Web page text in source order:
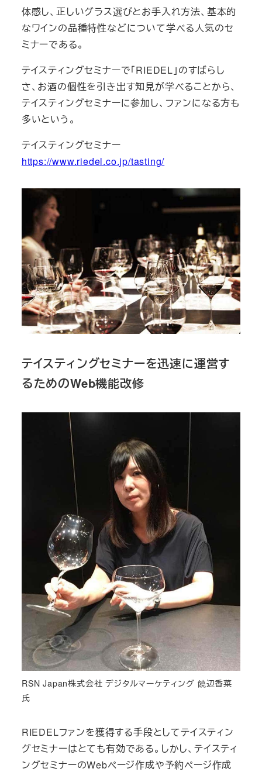
体感し、正しいグラス選びとお手入れ方法、基本的
なワインの品種特性などについて学べる人気のセ
ミナーである。
テイスティングセミナーで「RIEDEL」のすばらし
さ、お酒の個性を引き出す知見が学べることから、
テイスティングセミナーに参加し、ファンになる方も
多いという。
テイスティングセミナー
https://www.riedel.co.jp/tasting/
テイスティングセミナーを迅速に運営す
るためのWeb機能改修
RSN Japan株式会社 デジタルマーケティング 饒辺香菜
氏
RIEDELファンを獲得する手段としてテイスティン
グセミナーはとても有効である。しかし、テイスティ
ングセミナーのWebページ作成や予約ページ作成